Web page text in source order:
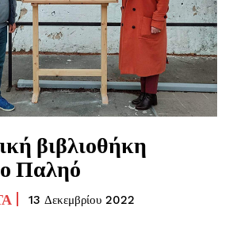
βιβλιοθήκη
Παληό
13 Δεκεμβρίου 2022